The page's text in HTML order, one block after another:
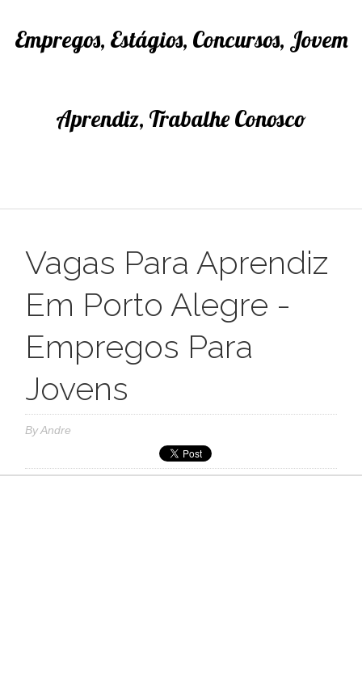
Empregos, Estágios, Concursos, Jovem
Aprendiz, Trabalhe Conosco
Vagas Para Aprendiz
Em Porto Alegre -
Empregos Para
Jovens
ByAndre